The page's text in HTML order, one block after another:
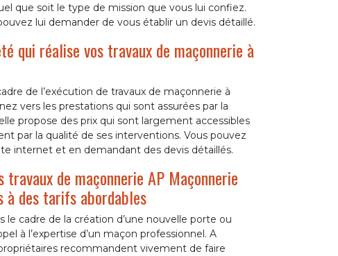
que soit le type de mission que vous lui confiez.
lui demander de vous établir un devis détaillé.
qui réalise vos travaux de maçonnerie à
de l’exécution de travaux de maçonnerie à
vers les prestations qui sont assurées par la
propose des prix qui sont largement accessibles
par la qualité de ses interventions. Vous pouvez
internet et en demandant des devis détaillés.
de maçonnerie AP Maçonnerie
à des tarifs abordables
cadre de la création d’une nouvelle porte ou
à l’expertise d’un maçon professionnel. A
recommandent vivement de faire